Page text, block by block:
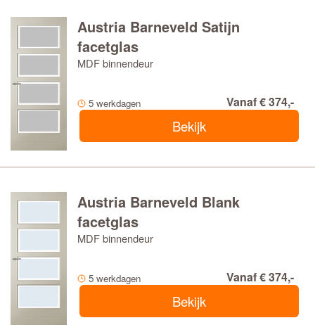
Austria Barneveld Satijn
facetglas
MDF binnendeur
5 werkdagen Vanaf € 374,-
Bekijk
Austria Barneveld Blank
facetglas
MDF binnendeur
5 werkdagen Vanaf € 374,-
Bekijk